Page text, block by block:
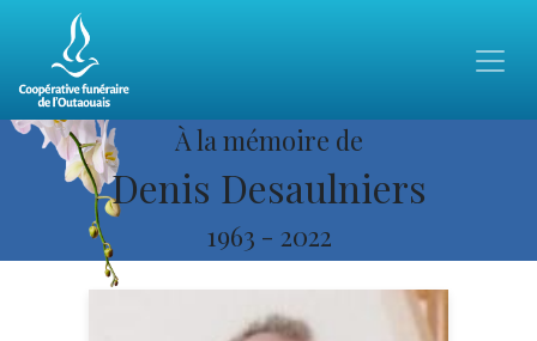
À la mémoire de
Denis Desaulniers
1963 - 2022